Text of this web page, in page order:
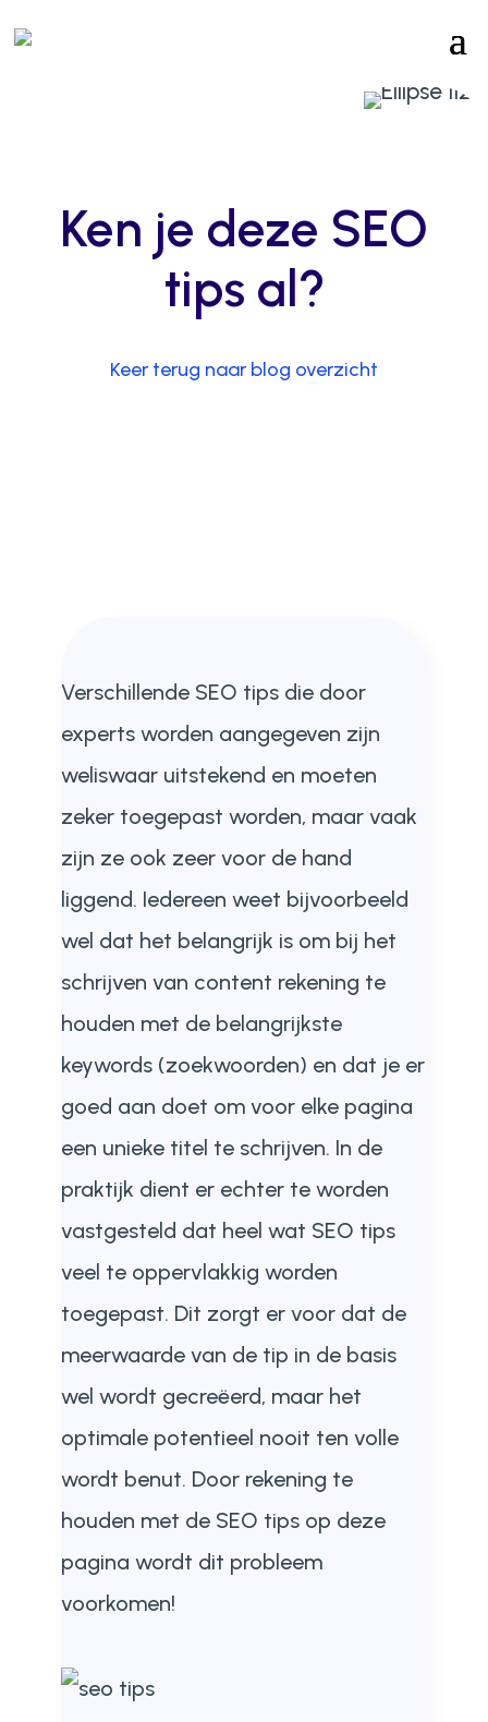
Ken je deze SEO
tips al?
Keer terug naar blog overzicht
Verschillende SEO tips die door
experts worden aangegeven zijn
weliswaar uitstekend en moeten
zeker toegepast worden, maar vaak
zijn ze ook zeer voor de hand
liggend. Iedereen weet bijvoorbeeld
wel dat het belangrijk is om bij het
schrijven van content rekening te
houden met de belangrijkste
keywords (zoekwoorden) en dat je er
goed aan doet om voor elke pagina
een unieke titel te schrijven. In de
praktijk dient er echter te worden
vastgesteld dat heel wat SEO tips
veel te oppervlakkig worden
toegepast. Dit zorgt er voor dat de
meerwaarde van de tip in de basis
wel wordt gecreëerd, maar het
optimale potentieel nooit ten volle
wordt benut. Door rekening te
houden met de SEO tips op deze
pagina wordt dit probleem
voorkomen!